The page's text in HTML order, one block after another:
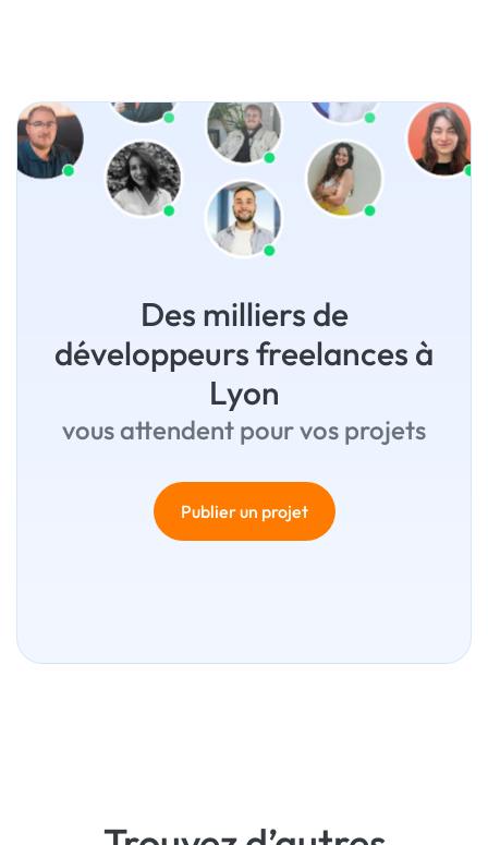
Des milliers de
développeurs freelances à
Lyon
vous attendent pour vos projets
Publier un projet